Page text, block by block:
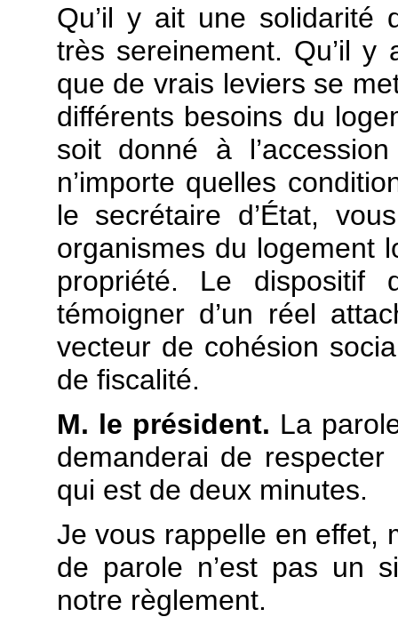
Qu’il y ait une solidarité
très sereinement. Qu’il
que de vrais leviers se
différents besoins du
soit donné à
n’importe quelles
le secrétaire d’État,
organismes du logement
propriété. Le
témoigner d’un réel
vecteur de cohésion
de fiscalité.
M. le président. La
demanderai de
qui est de deux minutes.
Je vous rappelle en effet,
de parole n’est pas un
notre règlement.